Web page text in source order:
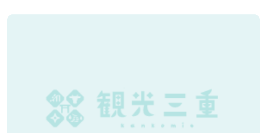
せんか？ 同時にデッキ付ひのき小屋も完成しました。是非ご利用く